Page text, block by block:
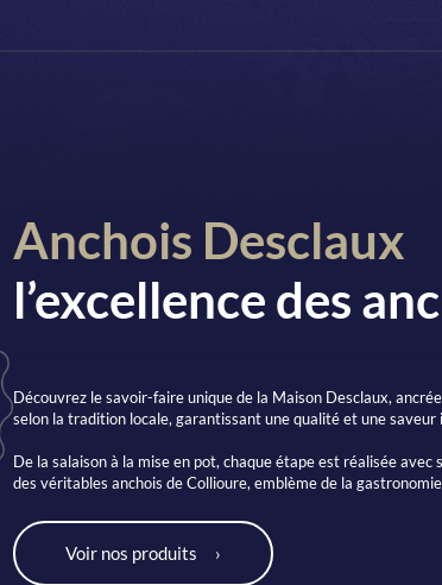
Anchois Desclaux
l’excellence des
Découvrez le savoir-faire unique de la Maison Desclaux,
selon la tradition locale, garantissant une qualité et une saveur
De la salaison à la mise en pot, chaque étape est réalisée
des véritables anchois de Collioure, emblème de la
Voir nos produits